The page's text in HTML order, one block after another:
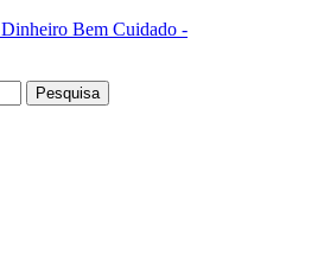
Dinheiro Bem Cuidado -